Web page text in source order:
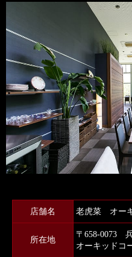
店舗名 老虎菜 オー
所在地
〒658-0073
オーキッドコ